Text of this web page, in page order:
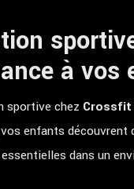
à vos
sportive chez Crossfit
enfants découvrent
dans un